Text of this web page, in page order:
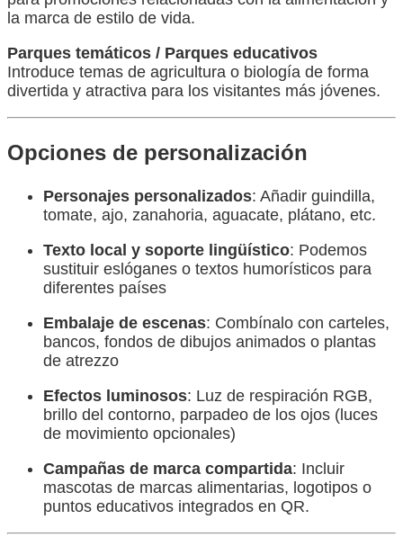
la marca de estilo de vida.
Parques temáticos / Parques educativos
Introduce temas de agricultura o biología de forma
divertida y atractiva para los visitantes más jóvenes.
Opciones de personalización
Personajes personalizados: Añadir guindilla,
tomate, ajo, zanahoria, aguacate, plátano, etc.
Texto local y soporte lingüístico: Podemos
sustituir eslóganes o textos humorísticos para
diferentes países
Embalaje de escenas: Combínalo con carteles,
bancos, fondos de dibujos animados o plantas
de atrezzo
Efectos luminosos: Luz de respiración RGB,
brillo del contorno, parpadeo de los ojos (luces
de movimiento opcionales)
Campañas de marca compartida: Incluir
mascotas de marcas alimentarias, logotipos o
puntos educativos integrados en QR.